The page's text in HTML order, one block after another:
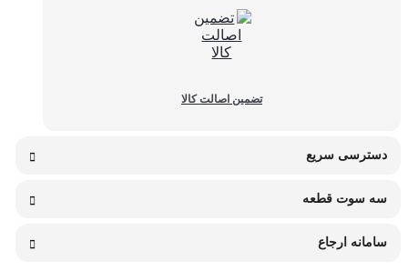
تضمین اصالت کالا
دسترسی سریع
سه سوت قطعه
سامانه ارجاع